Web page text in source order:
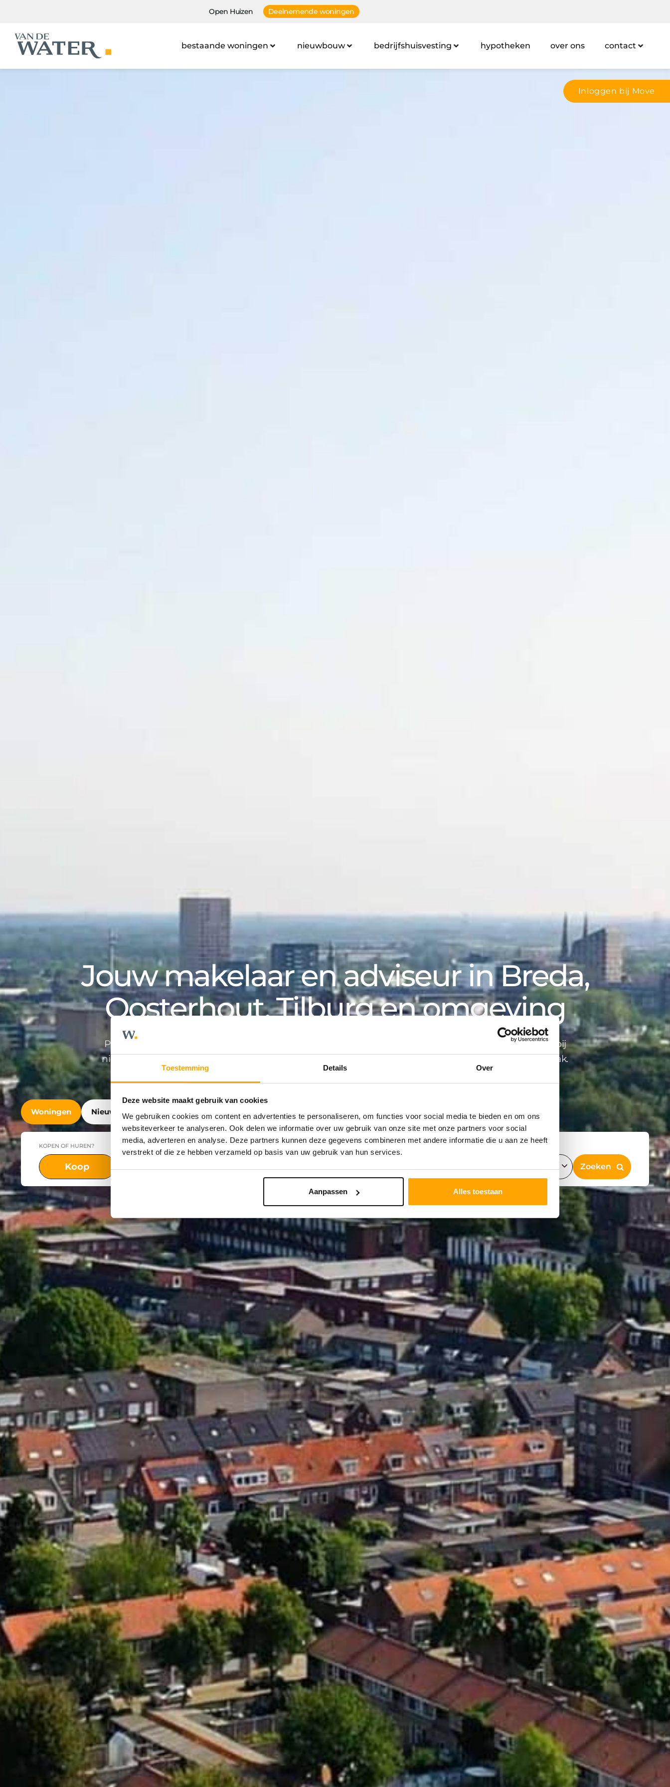
Toestemming Details Over
Deze website maakt gebruik van cookies
We gebruiken cookies om content en advertenties te personaliseren, om functies voor social media te bieden en om ons
websiteverkeer te analyseren. Ook delen we informatie over uw gebruik van onze site met onze partners voor social
media, adverteren en analyse. Deze partners kunnen deze gegevens combineren met andere informatie die u aan ze heeft
verstrekt of die ze hebben verzameld op basis van uw gebruik van hun services.
Aanpassen Alles toestaan
Open Huizen Deelnemende woningen
bestaande woningen nieuwbouw bedrijfshuisvesting hypotheken over ons contact
Inloggen bij Move
Jouw makelaar en adviseur in Breda,
Oosterhout, Tilburg en omgeving
Professioneel en persoonlijk, voor particuliere en zakelijke klanten. Van aankoopbegeleiding tot advies bij
nieuwbouwontwikkeling en van huurwoning tot hypotheek: bij Van de Water vind je alles onder één dak.
Woningen Nieuwbouw Bedrijfshuisvesting
KOPEN OF HUREN?
Koop Huur
PLAATS